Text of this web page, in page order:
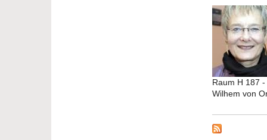
Raum H 187
Wilhem von